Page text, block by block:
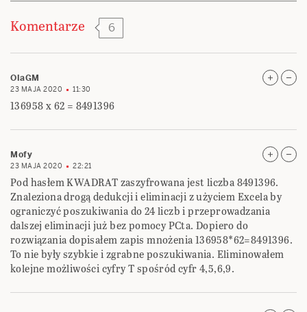
Komentarze 6
OlaGM
23 MAJA 2020 11:30
136958 x 62 = 8491396
Mofy
23 MAJA 2020 22:21
Pod hasłem KWADRAT zaszyfrowana jest liczba 8491396.
Znaleziona drogą dedukcji i eliminacji z użyciem Excela by
ograniczyć poszukiwania do 24 liczb i przeprowadzania
dalszej eliminacji już bez pomocy PCta. Dopiero do
rozwiązania dopisałem zapis mnożenia 136958*62=8491396.
To nie były szybkie i zgrabne poszukiwania. Eliminowałem
kolejne możliwości cyfry T spośród cyfr 4,5,6,9.